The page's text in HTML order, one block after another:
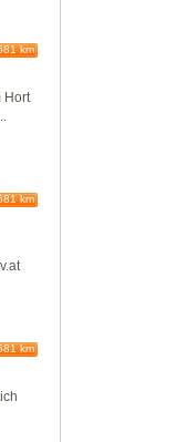
km
Hort
km
km